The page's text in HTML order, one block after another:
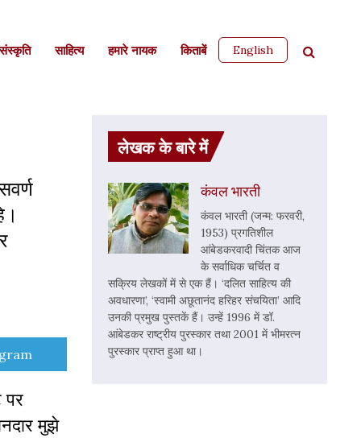
साहित्‍य हमारे नायक किताबें English
पर
मुझे
लेखक के बारे में
कंवल भारती
कंवल भारती (जन्म: फरवरी,
1953) प्रगतिशील
आंबेडकरवादी चिंतक आज
के सर्वाधिक चर्चित व
सक्रिय लेखकों में से एक हैं। ‘दलित साहित्य की
अवधारणा’, ‘स्वामी अछूतानंद हरिहर संचयिता’ आदि
उनकी प्रमुख पुस्तकें हैं। उन्हें 1996 में डॉ.
आंबेडकर राष्ट्रीय पुरस्कार तथा 2001 में भीमरत्न
पुरस्कार प्राप्त हुआ था।